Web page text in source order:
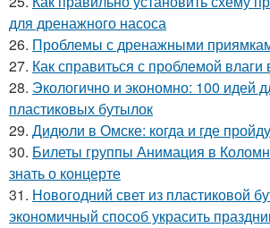
для дренажного насоса
26. Проблемы с дренажными
27. Как справиться с проблемой влаги
28. Экологично и экономно: 100 идей
пластиковых бутылок
29. Дидюли в Омске: когда и где
30. Билеты группы Анимация в
знать о концерте
31. Новогодний свет из пластиковой
экономичный способ украсить